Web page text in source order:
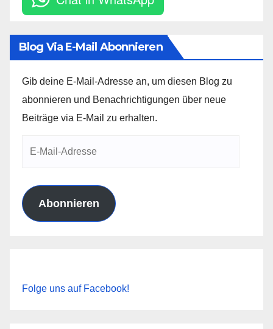
Blog Via E-Mail Abonnieren
Gib deine E-Mail-Adresse an, um diesen Blog zu
abonnieren und Benachrichtigungen über neue
Beiträge via E-Mail zu erhalten.
Abonnieren
Folge uns auf Facebook!